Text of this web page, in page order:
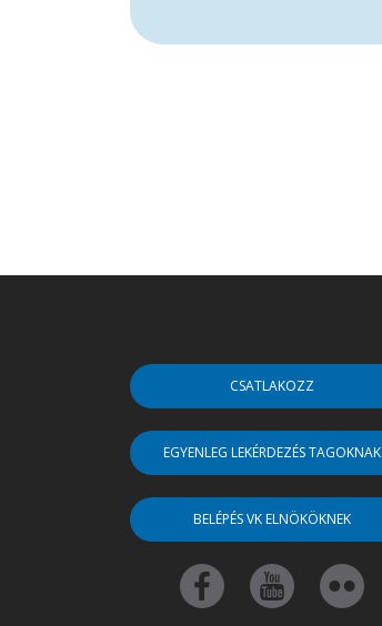
CSATLAKOZZ
EGYENLEG LEKÉRDEZÉS TAGOKNAK
BELÉPÉS VK ELNÖKÖKNEK